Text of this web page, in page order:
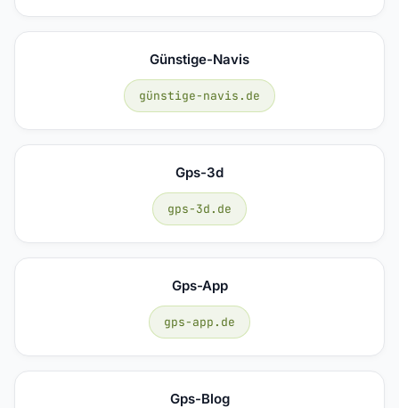
Günstige-Navis
günstige-navis.de
Gps-3d
gps-3d.de
Gps-App
gps-app.de
Gps-Blog